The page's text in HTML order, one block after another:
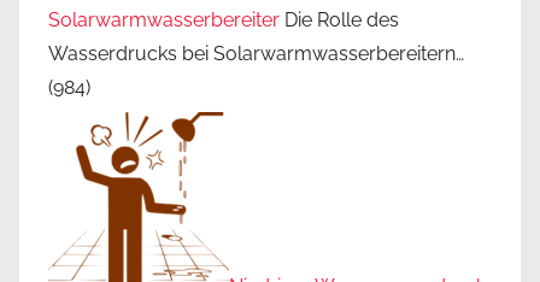
Solarwarmwasserbereiter Die Rolle des
Wasserdrucks bei Solarwarmwasserbereitern…
(984)